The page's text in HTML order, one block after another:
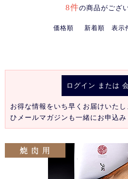
8件の商品がござ
価格順 新着順 表示
ログイン または
お得な情報をいち早くお届けいた
ひメールマガジンも一緒にお申込み